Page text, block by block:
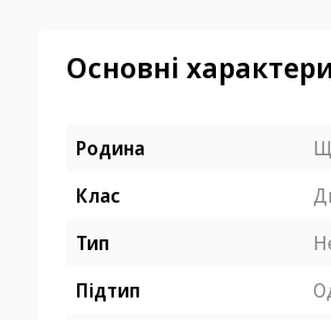
Основні
Родина
Клас
Тип
Підтип